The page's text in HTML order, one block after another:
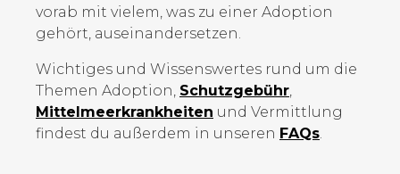
vorab mit vielem, was zu einer Adoption
gehört, auseinandersetzen.
Wichtiges und Wissenswertes rund um die
Themen Adoption, Schutzgebühr,
Mittelmeer­krankheiten und Vermittlung
findest du außerdem in unseren FAQs.